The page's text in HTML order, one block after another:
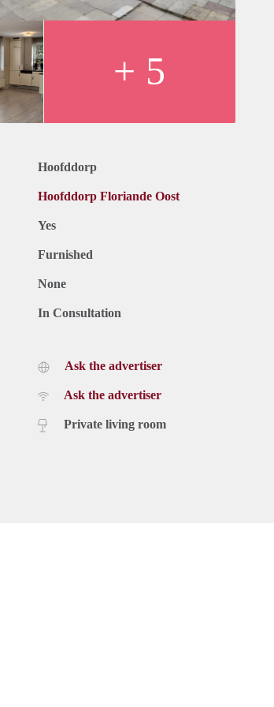
huurderslasten
+ 5
Hoofddorp
Hoofddorp Floriande Oost
Yes
Furnished
None
In Consultation
Ask the advertiser
Ask the advertiser
Private living room